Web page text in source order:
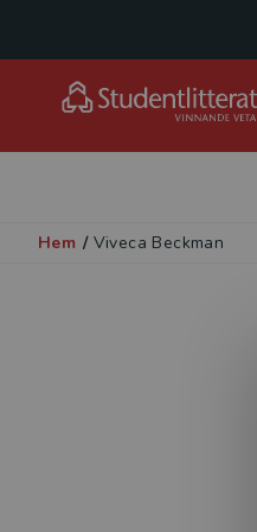
Hem / Viveca Beckman